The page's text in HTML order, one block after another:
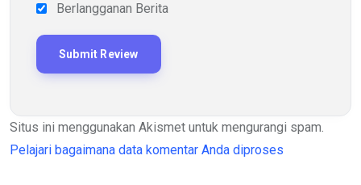
Berlangganan Berita
Situs ini menggunakan Akismet untuk mengurangi spam.
Pelajari bagaimana data komentar Anda diproses